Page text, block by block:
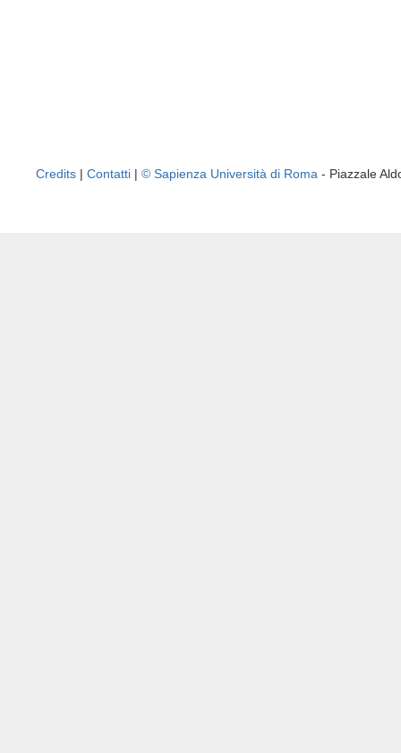
Credits | Contatti | © Sapienza Università di Roma - Piazzale